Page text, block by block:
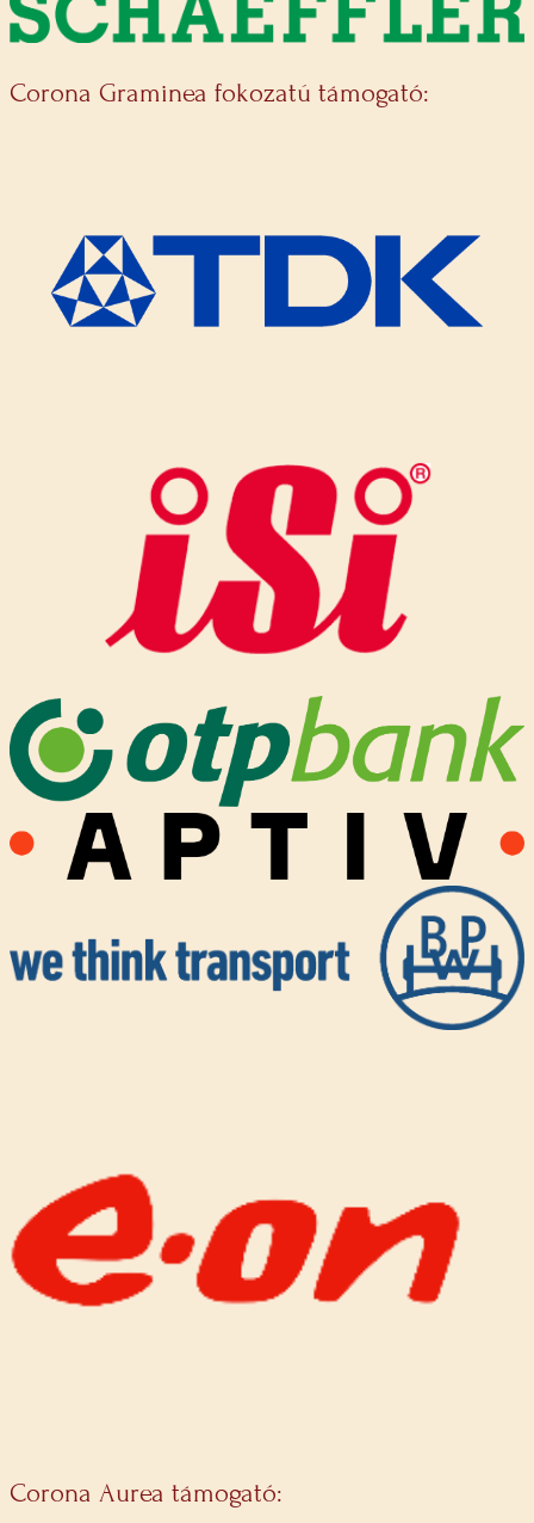
Corona Graminea fokozatú támogató:
Corona Aurea támogató: